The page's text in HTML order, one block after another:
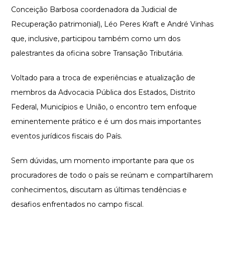
Conceição Barbosa coordenadora da Judicial de
Recuperação patrimonial), Léo Peres Kraft e André Vinhas
que, inclusive, participou também como um dos
palestrantes da oficina sobre Transação Tributária.
Voltado para a troca de experiências e atualização de
membros da Advocacia Pública dos Estados, Distrito
Federal, Municípios e União, o encontro tem enfoque
eminentemente prático e é um dos mais importantes
eventos jurídicos fiscais do País.
Sem dúvidas, um momento importante para que os
procuradores de todo o país se reúnam e compartilharem
conhecimentos, discutam as últimas tendências e
desafios enfrentados no campo fiscal.